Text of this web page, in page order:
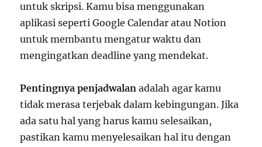
untuk skripsi. Kamu bisa menggunakan
aplikasi seperti Google Calendar atau Notion
untuk membantu mengatur waktu dan
mengingatkan deadline yang mendekat.
Pentingnya penjadwalan adalah agar kamu
tidak merasa terjebak dalam kebingungan. Jika
ada satu hal yang harus kamu selesaikan,
pastikan kamu menyelesaikan hal itu dengan